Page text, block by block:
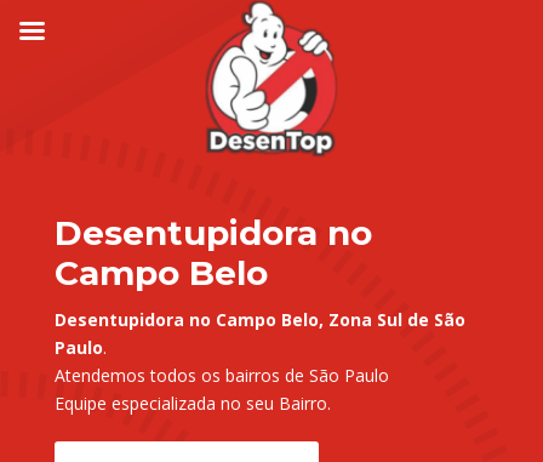
Desentupidora no
Campo Belo
Desentupidora no Campo Belo, Zona Sul de São
Paulo.
Atendemos todos os bairros de São Paulo
Equipe especializada no seu Bairro.